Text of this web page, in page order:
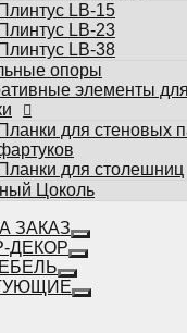
смотрели
Плинтус LB-15
Плинтус LB-23
Плинтус LB-38
опоры
элементы
Планки для стеновых
Планки для столешниц
Цоколь
ЗАКАЗ
ДЕКОР